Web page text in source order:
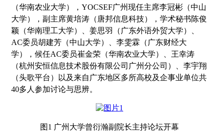
（华南农业大学），YOCSEF广州现任主席李冠彬（中山
大学），副主席黄培涛（唐邦信息科技），学术秘书陈俊
颖（华南理工大学）、姜思羽（广东外语外贸大学）、
AC委员胡建芳（中山大学）、李雯霖（广东财经大
学），候任AC委员崔金荣（华南农业大学）、王幸涛
（杭州安恒信息技术股份有限公司广州分公司）、李宇翔
（头歌平台）以及来自广东地区多所高校及企事业单位共
40多人参加讨论与思辨。
图1 广州大学曾衍瀚副院长主持论坛开幕